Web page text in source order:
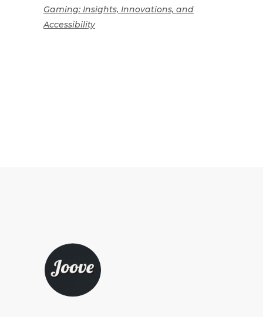
Gaming: Insights, Innovations, and
Accessibility